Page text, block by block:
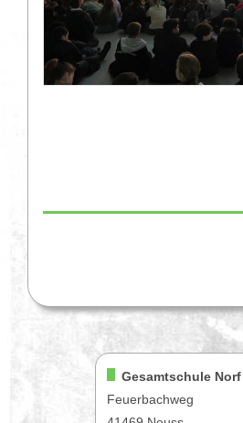
Gesamtschule Norf
Feuerbachweg